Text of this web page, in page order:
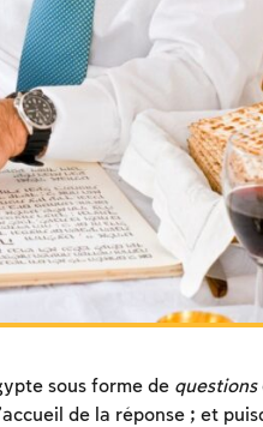
sous forme de questions
de la réponse ; et